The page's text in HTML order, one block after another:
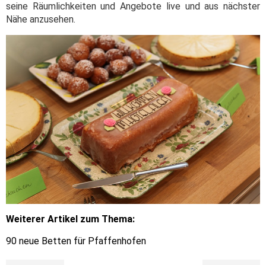
seine Räumlichkeiten und Angebote live und aus nächster
Nähe anzusehen.
Weiterer Artikel zum Thema:
90 neue Betten für Pfaffenhofen